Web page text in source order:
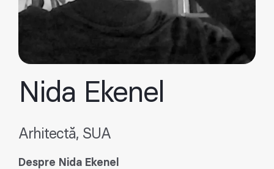
Nida Ekenel
Arhitectă, SUA
Despre Nida Ekenel